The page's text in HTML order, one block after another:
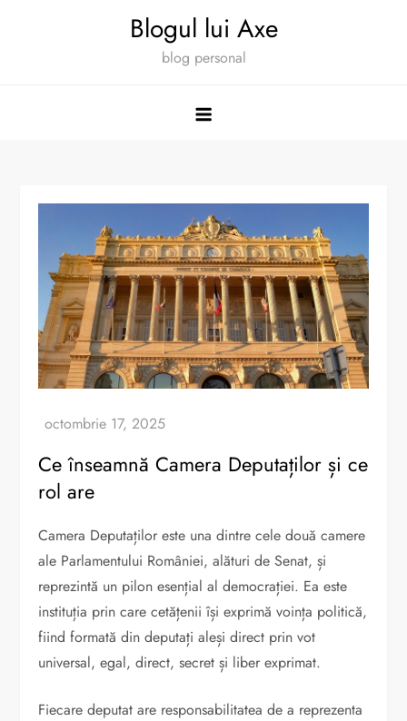
Blogul lui Axe
blog personal
Ce înseamnă Camera Deputaților și ce
rol are
Camera Deputaților este una dintre cele două camere
ale Parlamentului României, alături de Senat, și
reprezintă un pilon esențial al democrației. Ea este
instituția prin care cetățenii își exprimă voința politică,
fiind formată din deputați aleși direct prin vot
universal, egal, direct, secret și liber exprimat.
Fiecare deputat are responsabilitatea de a reprezenta